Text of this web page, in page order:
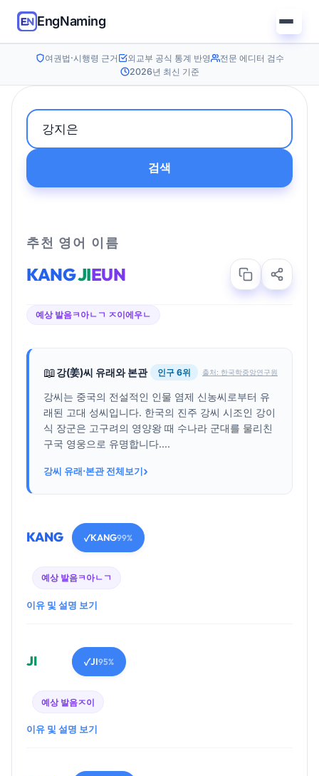
EngNaming
여권법·시행령 근거 외교부 공식 통계 반영
전문 에디터 검수
2026년 최신 기준
검색
추천 영어 이름
KANGJIEUN
예상 발음ㅋ아ㄴㄱ ㅈ이에우ㄴ
📖강(姜)씨 유래와 본관 인구 6위 출처: 한국학중앙연구원
강씨는 중국의 전설적인 인물 염제 신농씨로부터 유
래된 고대 성씨입니다. 한국의 진주 강씨 시조인 강이
식 장군은 고구려의 영양왕 때 수나라 군대를 물리친
구국 영웅으로 유명합니다....
강씨 유래·본관 전체보기›
KANG ✓KANG99%
예상 발음ㅋ아ㄴㄱ
이유 및 설명 보기
JI ✓JI95%
예상 발음ㅈ이
이유 및 설명 보기